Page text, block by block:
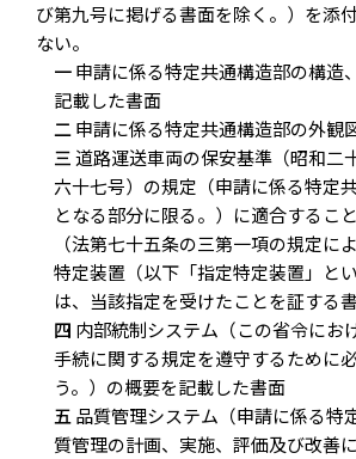
び第九号に掲げる書面を除く。）を添
ない。
一申請に係る特定共通構造部の構造
記載した書面
二申請に係る特定共通構造部の外観
三道路運送車両の保安基準（昭和二
六十七号）の規定（申請に係る特定
となる部分に限る。）に適合するこ
（法第七十五条の三第一項の規定に
特定装置（以下「指定特定装置」と
は、当該指定を受けたことを証する書
四 内部統制システム（この省令にお
手続に関する規定を遵守するために
う。）の概要を記載した書面
五 品質管理システム（申請に係る特
質管理の計画、実施、評価及び改善